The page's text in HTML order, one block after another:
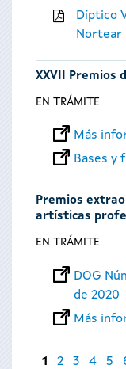
Díptico
Nortear
XXVII Premios
EN TRÁMITE
Más
Bases y
Premios
artísticas
EN TRÁMITE
DOG
de 2020
Más
Páginas
1 2 3 4 5